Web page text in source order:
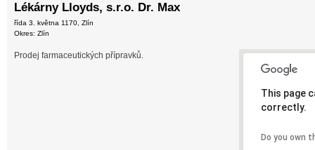
Lékárny Lloyds, s.r.o. Dr. Max
řída 3. května 1170, Zlín
Okres: Zlín
Prodej farmaceutických přípravků.
This page
correctly.
Do you own